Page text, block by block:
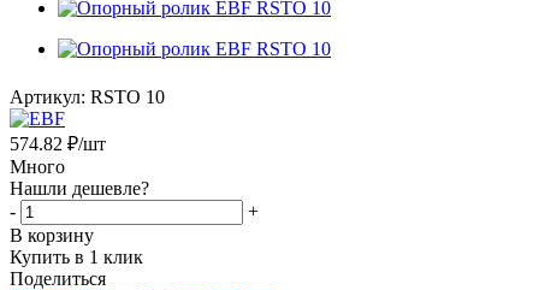
Артикул: RSTO 10
574.82 ₽/шт
Много
Нашли дешевле?
-
+
В корзину
Купить в 1 клик
Поделиться